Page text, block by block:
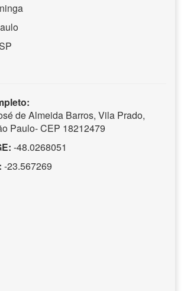
de Almeida Barros, Vila Prado,
Paulo- CEP 18212479
-48.0268051
-23.567269